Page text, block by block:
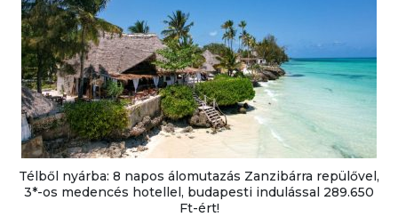
Télből nyárba: 8 napos álomutazás Zanzibárra repülővel,
3*-os medencés hotellel, budapesti indulással 289.650
Ft-ért!